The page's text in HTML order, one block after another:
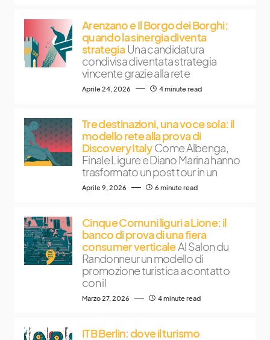
Arenzano e Il Borgo dei Borghi:
quando la sinergia diventa
strategia Una candidatura
condivisa diventata strategia
vincente grazie alla rete
Aprile 24, 2026 4 minute read
Tre destinazioni, una voce sola: il
modello rete alla prova di
Discovery Italy Come Albenga,
Finale Ligure e Diano Marina hanno
trasformato un post tour in un
Aprile 9, 2026 6 minute read
Cinque Comuni liguri a Lione: il
banco di prova di una fiera
consumer verticale Al Salon du
Randonneur un modello di
promozione turistica a contatto
con il
Marzo 27, 2026 4 minute read
ITB Berlin: dove il turismo